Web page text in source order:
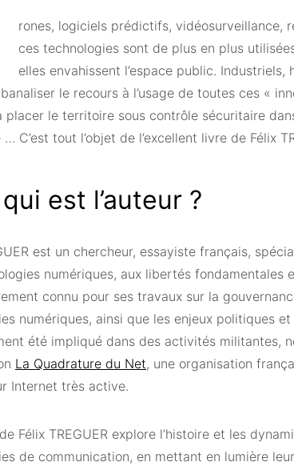
rones, logiciels prédictifs, vidéosurveillance,
ces technologies sont de plus en plus
elles envahissent l’espace public. Industriels,
le recours à l’usage de toutes ces «
placer le territoire sous contrôle sécuritaire
C’est tout l’objet de l’excellent livre de Félix
est l’auteur ?
est un chercheur, essayiste français,
numériques, aux libertés fondamentales
connu pour ses travaux sur la
numériques, ainsi que les enjeux politiques
été impliqué dans des activités militantes,
La Quadrature du Net, une organisation
Internet très active.
Félix TREGUER explore l’histoire et les
de communication, en mettant en lumière